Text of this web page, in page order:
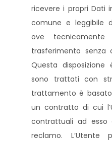
ricevere i propri Dati
comune e leggibile
ove
trasferimento senza
Questa
sono trattati con
trattamento è basato
un contratto di cui
contrattuali ad
reclamo.